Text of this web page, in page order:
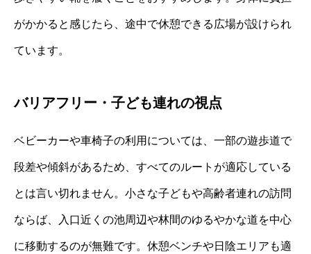
がかかると感じたら、途中で休憩できる広場が設けられ
ています。
バリアフリー・子ども連れの視点
ベビーカーや車椅子の利用については、一部の遊歩道で
段差や傾斜があるため、すべてのルートが適応している
とは言い切れません。小さな子どもや高齢者連れの訪問
ならば、入口近くの池周辺や林間のゆるやかな道を中心
に移動するのが無難です。休憩ベンチや日陰エリアも適